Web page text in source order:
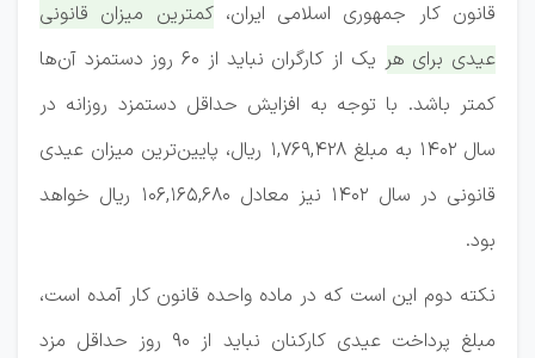
قانون کار جمهوری اسلامی ایران،کمترین میزان قانونی
عیدی برای هر یک از کارگران نباید از ۶۰ روز دستمزد آن‌ها
کمتر باشد. با توجه به افزایش حداقل دستمزد روزانه در
سال ۱۴۰۲ به مبلغ ۱,۷۶۹,۴۲۸ ریال، پایین‌ترین میزان عیدی
قانونی در سال ۱۴۰۲ نیز معادل ۱۰۶,۱۶۵,۶۸۰ ریال خواهد
بود.
نکته دوم این است که در ماده واحده قانون کار آمده است،
مبلغ پرداخت عیدی کارکنان نباید از ۹۰ روز حداقل مزد